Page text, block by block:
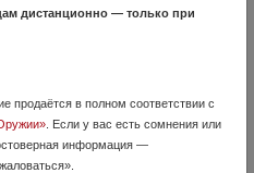
на МР-155,156 И
дистанционно — только при
продаётся в полном соответствии с
. Если у вас есть сомнения или
информация —